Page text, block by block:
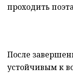
проходить
После
устойчивым к